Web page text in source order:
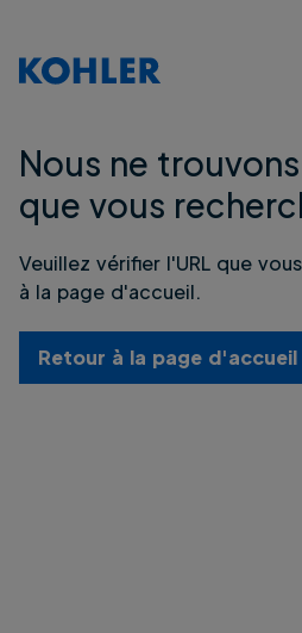
Nous ne
que vous
Veuillez vérifier l'URL que
à la page d'accueil.
Retour à la page d'accueil